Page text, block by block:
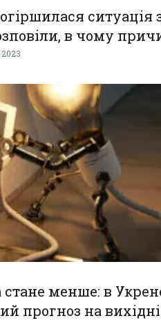
ситуація
в чому
стане менше: в
прогноз на вихідні